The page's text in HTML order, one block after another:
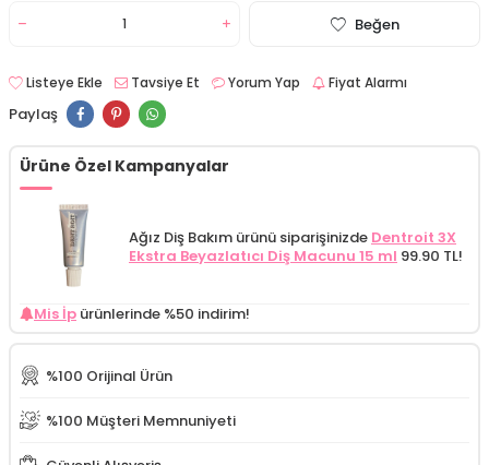
Beğen
Listeye Ekle Tavsiye Et Yorum Yap Fiyat Alarmı
Paylaş
Ürüne Özel Kampanyalar
Ağız Diş Bakım ürünü siparişinizde Dentroit 3X
Ekstra Beyazlatıcı Diş Macunu 15 ml 99.90 TL!
Mis İp ürünlerinde %50 indirim!
%100 Orijinal Ürün
%100 Müşteri Memnuniyeti